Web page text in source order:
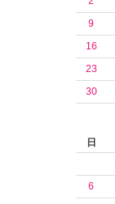
9
16
23
30
日
6